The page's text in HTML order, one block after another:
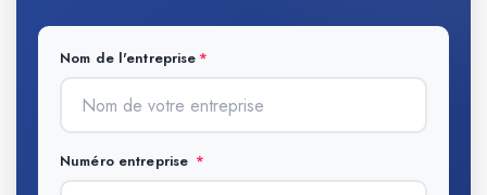
Nom de l'entreprise
Numéro entreprise